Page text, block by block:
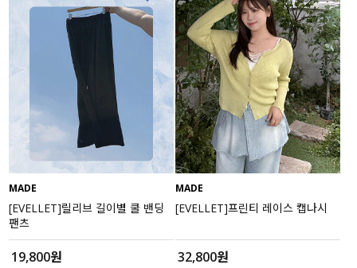
아우터
스커트
언더웨어/파자마
MADE
[EVELLET]릴리브 길이별 쿨 밴딩
팬츠
19,800원
MADE
[EVELLET]프린티 레이스 캡나시
32,800원